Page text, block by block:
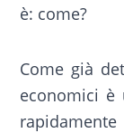
è: come?
Come già
economici